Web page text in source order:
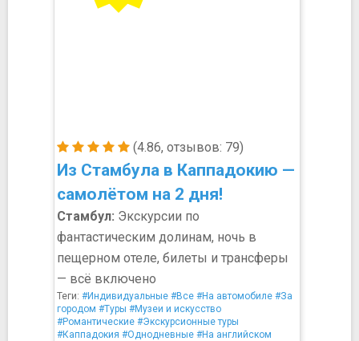
(4.86, отзывов: 79)
Из Стамбула в Каппадокию —
самолётом на 2 дня!
Стамбул: Экскурсии по
фантастическим долинам, ночь в
пещерном отеле, билеты и трансферы
— всё включено
Теги: #Индивидуальные #Все #На автомобиле #За
городом #Туры #Музеи и искусство
#Романтические #Экскурсионные туры
#Каппадокия #Однодневные #На английском